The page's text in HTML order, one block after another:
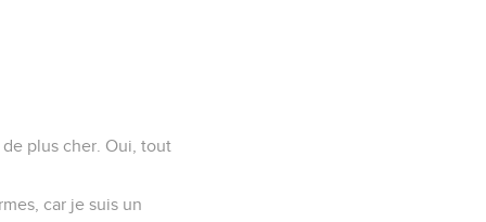
plus cher. Oui, tout
car je suis un